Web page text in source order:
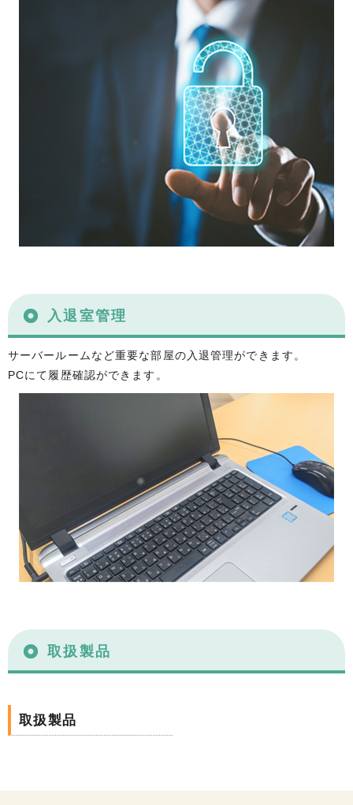
入退室管理
サーバールームなど重要な部屋の入退管理ができます。
PCにて履歴確認ができます。
取扱製品
取扱製品